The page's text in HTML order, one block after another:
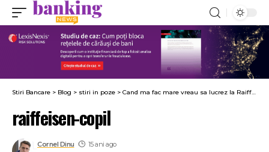
Stiri Bancare > Blog > stiri in poze > Cand ma fac mare vreau sa lucrez la Raiffeisen!!!
raiffeisen-copil
Cornel Dinu 15 ani ago